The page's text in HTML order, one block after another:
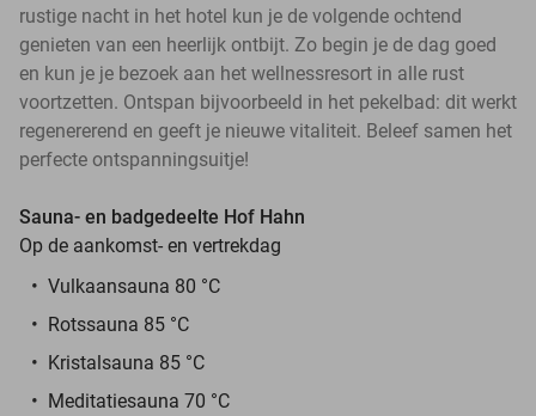
rustige nacht in het hotel kun je de volgende ochtend
genieten van een heerlijk ontbijt. Zo begin je de dag goed
en kun je je bezoek aan het wellnessresort in alle rust
voortzetten. Ontspan bijvoorbeeld in het pekelbad: dit werkt
regenererend en geeft je nieuwe vitaliteit. Beleef samen het
perfecte ontspanningsuitje!
Sauna- en badgedeelte Hof Hahn
Op de aankomst- en vertrekdag
Vulkaansauna 80 °C
Rotssauna 85 °C
Kristalsauna 85 °C
Meditatiesauna 70 °C